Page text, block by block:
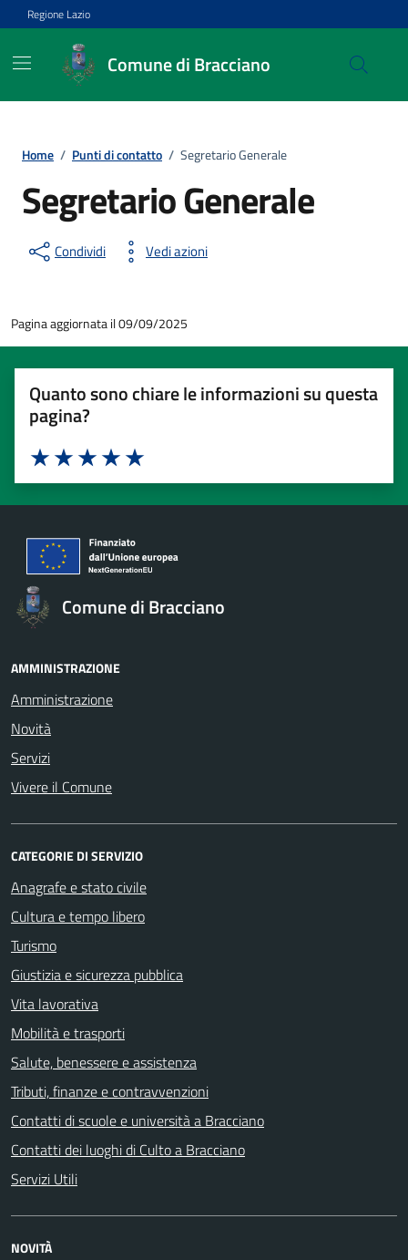
Vai ai contenuti
Vai al footer
Regione Lazio
Comune di Bracciano
Home / Punti di contatto / Segretario Generale
Segretario Generale
Condividi Vedi azioni
Pagina aggiornata il 09/09/2025
Quanto sono chiare le informazioni su questa
pagina?
Valuta 5 stelle su 5
Valuta 4 stelle su 5
Valuta 3 stelle su 5
Valuta 2 stelle su 5
Valuta 1 stelle su 5
Comune di Bracciano
AMMINISTRAZIONE
Amministrazione
Novità
Servizi
Vivere il Comune
CATEGORIE DI SERVIZIO
Anagrafe e stato civile
Cultura e tempo libero
Turismo
Giustizia e sicurezza pubblica
Vita lavorativa
Mobilità e trasporti
Salute, benessere e assistenza
Tributi, finanze e contravvenzioni
Contatti di scuole e università a Bracciano
Contatti dei luoghi di Culto a Bracciano
Servizi Utili
NOVITÀ